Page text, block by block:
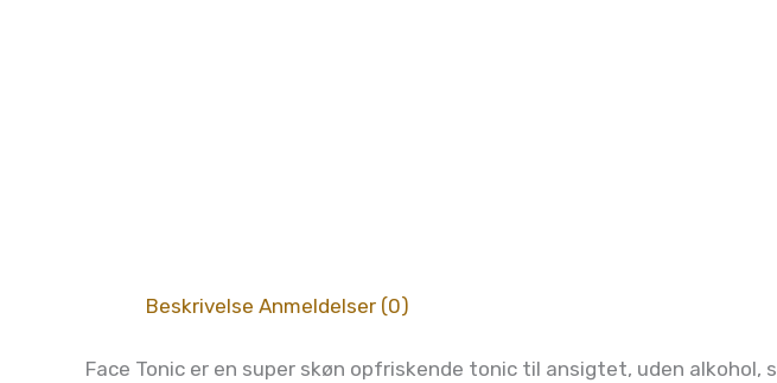
Beskrivelse Anmeldelser (0)
Face Tonic er en super skøn opfriskende tonic til ansigtet, uden